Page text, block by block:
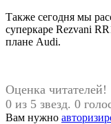
Также сегодня мы
суперкаре Rezvani
плане Audi.
Оценка читателей!
0 из 5 звезд. 0
Вам нужно